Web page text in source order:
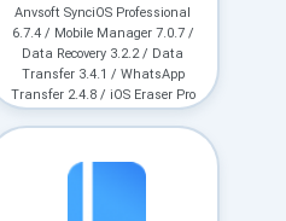
Anvsoft SynciOS Professional
6.7.4 / Mobile Manager 7.0.7 /
Data Recovery 3.2.2 / Data
Transfer 3.4.1 / WhatsApp
Transfer 2.4.8 / iOS Eraser Pro
1.1.2